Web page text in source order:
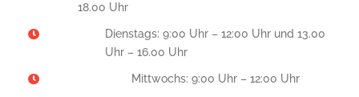
18.00 Uhr
Dienstags: 9:00 Uhr – 12:00 Uhr und 13.00
Uhr – 16.00 Uhr
Mittwochs: 9:00 Uhr – 12:00 Uhr